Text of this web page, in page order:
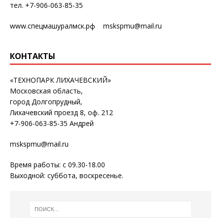
тел. +7-906-063-85-35
www.спецмашуралмск.рф mskspmu@mail.ru
КОНТАКТЫ
«ТЕХНОПАРК ЛИХАЧЕВСКИЙ»
Московская область,
город Долгопрудный,
Лихачевский проезд 8, оф. 212
+7-906-063-85-35 Андрей
mskspmu@mail.ru
Время работы: с 09.30-18.00
Выходной: суббота, воскресенье.